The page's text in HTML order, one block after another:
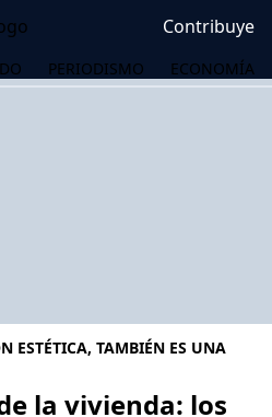
Contribuye
PERIODISMO ECONOMÍA
ESTÉTICA, TAMBIÉN ES UNA
la vivienda: los